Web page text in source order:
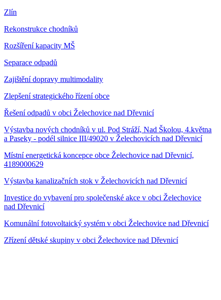
Zlín
Rekonstrukce chodníků
Rozšíření kapacity MŠ
Separace odpadů
Zajištění dopravy multimodality
Zlepšení strategického řízení obce
Řešení odpadů v obci Želechovice nad Dřevnicí
Výstavba nových chodníků v ul. Pod Stráží, Nad Školou, 4.května
a Paseky - podél silnice III/49020 v Želechovicích nad Dřevnicí
Místní energetická koncepce obce Želechovice nad Dřevnicí,
4189000629
Výstavba kanalizačních stok v Želechovicích nad Dřevnicí
Investice do vybavení pro společenské akce v obci Želechovice
nad Dřevnicí
Komunální fotovoltaický systém v obci Želechovice nad Dřevnicí
Zřízení dětské skupiny v obci Želechovice nad Dřevnicí